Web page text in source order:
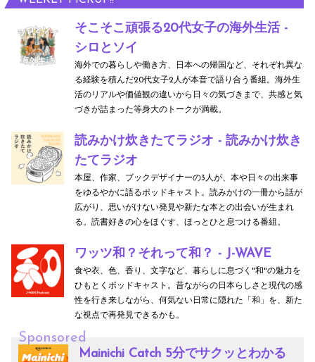
そこそこ頑張る20代女子の海外生活 -
シロとソイ
海外での暮らしや働き方、日本への帰国など、それぞれ異な
る経験を積んだ20代女子2人が本音で語り合う番組。海外生
活のリアルや価値観の違いから日々の気づきまで、共感と気
づきが詰まった等身大のトークが満載。
読みかけ炊きたてラジオ - 読みかけ炊き
たてラジオ
本屋、作家、ブックデザイナーの3人が、本や日々の出来事
をゆるやかに語るポッドキャスト。読みかけの一冊から話が
広がり、思いがけない発見や新たな本との出会いが生まれ
る。読書好きの心をほぐす、ほっとひと息つける番組。
ワッツ和？それって和？ - J-WAVE
食や衣、色、香り、文字など、暮らしに息づく"和"の魅力を
ひもとくポッドキャスト。昔ながらの日本らしさと現代の感
性を行き来しながら、何気ない日常に隠れた「和」を、新た
な視点で再発見できるかも。
Sponsored
Mainichi Catch 5分でサクッとわかる